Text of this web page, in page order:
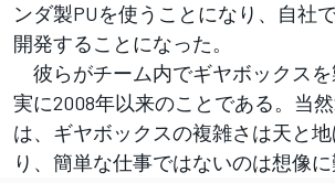
ンダ製PUを使うことになり、自社
開発することになった。
彼らがチーム内でギヤボックスを
実に2008年以来のことである。当
は、ギヤボックスの複雑さは天と
り、簡単な仕事ではないのは想像に